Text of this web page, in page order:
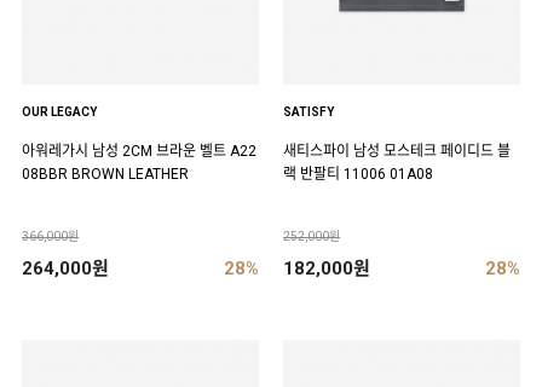
OUR LEGACY
아워레가시 남성 2CM 브라운 벨트 A22
08BBR BROWN LEATHER
366,000원
264,000원 28%
SATISFY
새티스파이 남성 모스테크 페이디드 블
랙 반팔티 11006 01A08
252,000원
182,000원 28%